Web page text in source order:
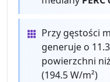
Przy gęstości
generuje o
powierzchni
(194.5 W/m²)